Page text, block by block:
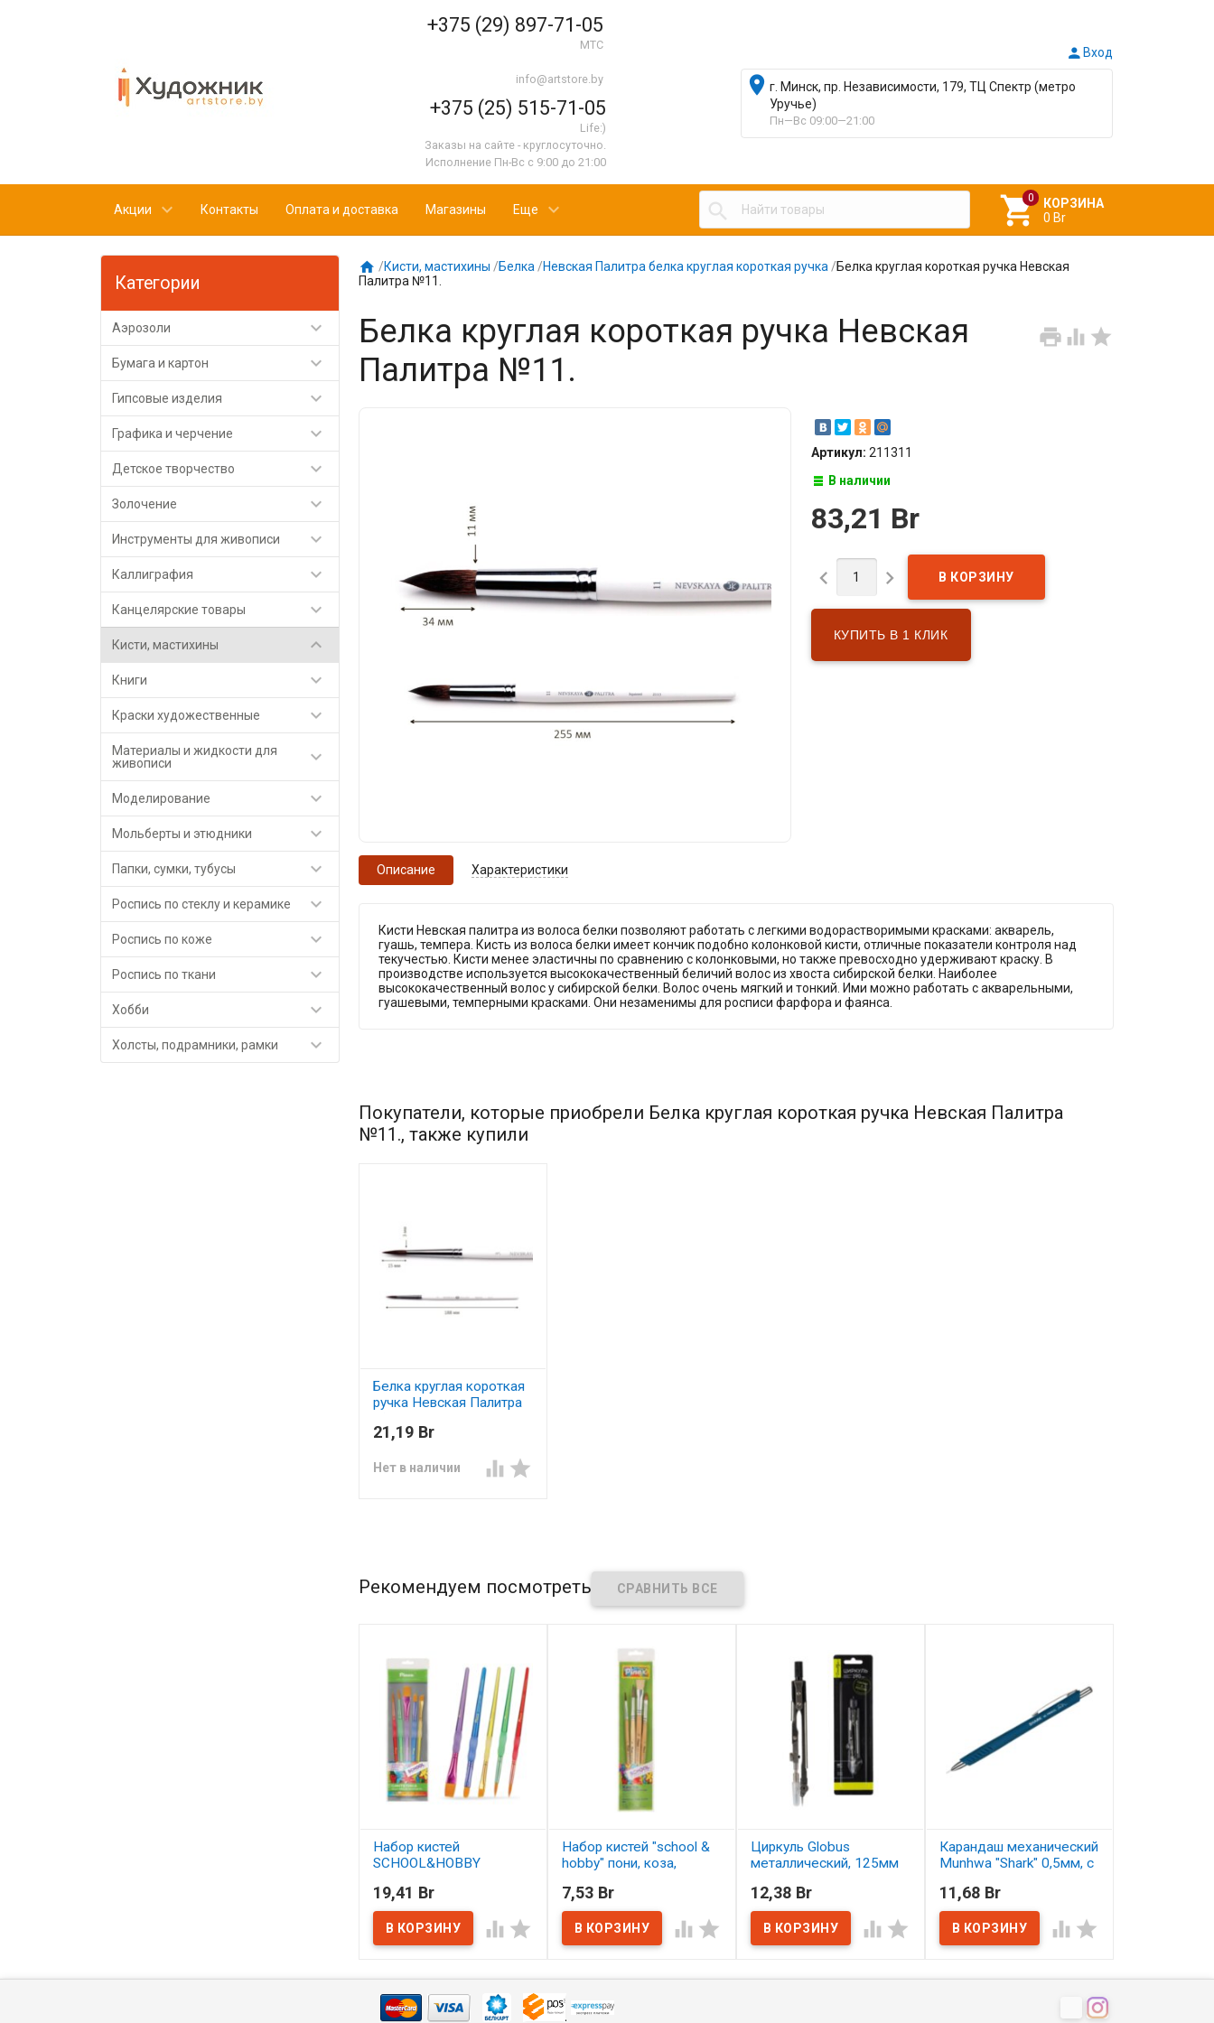
+375 (29) 897-71-05
МТС
info@artstore.by
+375 (25) 515-71-05
Life:)
Заказы на сайте - круглосуточно.
Исполнение Пн-Вс с 9:00 до 21:00
Вход
г. Минск, пр. Независимости, 179, ТЦ Спектр (метро
Уручье)
Пн—Вс 09:00—21:00
Акции Контакты Оплата и доставка Магазины Еще  
КОРЗИНА
0 Br
Категории
Аэрозоли 
Бумага и картон 
Гипсовые изделия 
Графика и черчение 
Детское творчество 
Золочение 
Инструменты для живописи 
Каллиграфия 
Канцелярские товары 
Кисти, мастихины 
Книги 
Краски художественные 
Материалы и жидкости для
живописи

Моделирование 
Мольберты и этюдники 
Папки, сумки, тубусы 
Роспись по стеклу и керамике 
Роспись по коже 
Роспись по ткани 
Хобби 
Холсты, подрамники, рамки 
 /Кисти, мастихины /Белка /Невская Палитра белка круглая короткая ручка /Белка круглая короткая ручка Невская
Палитра №11.
  
Белка круглая короткая ручка Невская
Палитра №11.
Артикул: 211311
В наличии
83,21 Br
 
КУПИТЬ В 1 КЛИК
Описание Характеристики
Кисти Невская палитра из волоса белки позволяют работать с легкими водорастворимыми красками: акварель,
гуашь, темпера. Кисть из волоса белки имеет кончик подобно колонковой кисти, отличные показатели контроля над
текучестью. Кисти менее эластичны по сравнению с колонковыми, но также превосходно удерживают краску. В
производстве используется высококачественный беличий волос из хвоста сибирской белки. Наиболее
высококачественный волос у сибирской белки. Волос очень мягкий и тонкий. Ими можно работать с акварельными,
гуашевыми, темперными красками. Они незаменимы для росписи фарфора и фаянса.
Покупатели, которые приобрели Белка круглая короткая ручка Невская Палитра
№11., также купили
Белка круглая короткая
ручка Невская Палитра
21,19 Br
Нет в наличии  
Рекомендуем посмотреть
Набор кистей
SCHOOL&HOBBY
АССОРТИ
В наличии
19,41 Br
 
Набор кистей "school &
hobby" пони, коза,
В наличии
7,53 Br
 
Циркуль Globus
металлический, 125мм
В наличии
12,38 Br
 
Карандаш механический
Munhwa "Shark" 0,5мм, с
В наличии
11,68 Br
 